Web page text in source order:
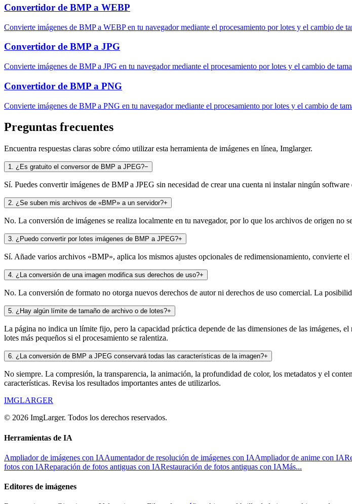
Convertidor de BMP a WEBP
Convierte imágenes de BMP a WEBP en tu navegador mediante el procesamiento por lotes y el cambio de
Convertidor de BMP a JPG
Convierte imágenes de BMP a JPG en tu navegador mediante el procesamiento por lotes y el cambio de
Convertidor de BMP a PNG
Convierte imágenes de BMP a PNG en tu navegador mediante el procesamiento por lotes y el cambio de
Preguntas frecuentes
Encuentra respuestas claras sobre cómo utilizar esta herramienta de imágenes en línea, Imglarger.
1. ¿Es gratuito el conversor de BMP a JPEG?−
Sí. Puedes convertir imágenes de BMP a JPEG sin necesidad de crear una cuenta ni instalar ningún software
2. ¿Se suben mis archivos de «BMP» a un servidor?+
No. La conversión de imágenes se realiza localmente en tu navegador, por lo que los archivos de origen no
3. ¿Puedo convertir por lotes imágenes de BMP a JPEG?+
Sí. Añade varios archivos «BMP», aplica los mismos ajustes opcionales de redimensionamiento, convierte
4. ¿La conversión de una imagen modifica sus derechos de uso?+
No. La conversión de formato no otorga nuevos derechos de autor ni derechos de uso comercial. La
5. ¿Hay algún límite de tamaño de archivo o de lotes?+
La página no indica un límite fijo, pero la capacidad práctica depende de las dimensiones de las
lotes más pequeños si el procesamiento se ralentiza.
6. ¿La conversión de BMP a JPEG conservará todas las características de la imagen?+
No siempre. La compresión, la transparencia, la animación, la profundidad de color, los metadatos y el
características. Revisa los resultados importantes antes de utilizarlos.
IMGLARGER
© 2026 ImgLarger. Todos los derechos reservados.
Herramientas de IA
Ampliador de imágenes con IAAumentador de resolución de imágenes con IAAmpliador de anime con IA
fotos con IAReparación de fotos antiguas con IARestauración de fotos antiguas con IAMás...
Editores de imágenes